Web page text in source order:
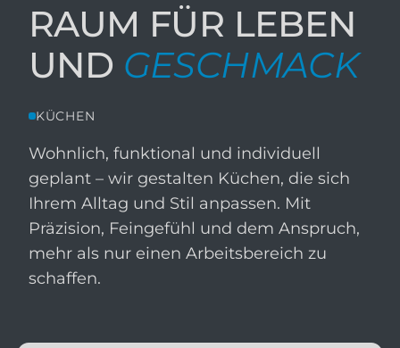
RAUM FÜR LEBEN
UND GESCHMACK
Wohnlich, funktional und individuell
geplant – wir gestalten Küchen, die sich
Ihrem Alltag und Stil anpassen. Mit
Präzision, Feingefühl und dem Anspruch,
mehr als nur einen Arbeitsbereich zu
schaffen.
KÜCHEN